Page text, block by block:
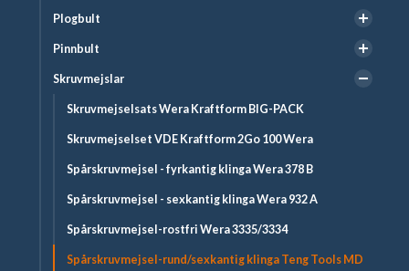
Plogbult
Pinnbult
Skruvmejslar
Skruvmejselsats Wera Kraftform BIG-PACK
Skruvmejselset VDE Kraftform 2Go 100 Wera
Spårskruvmejsel - fyrkantig klinga Wera 378 B
Spårskruvmejsel - sexkantig klinga Wera 932 A
Spårskruvmejsel-rostfri Wera 3335/3334
Spårskruvmejsel-rund/sexkantig klinga Teng Tools MD